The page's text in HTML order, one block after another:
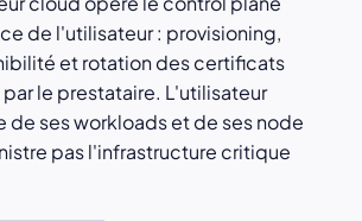
de l'utilisateur : provisioning,
et rotation des certificats
le prestataire. L'utilisateur
de ses workloads et de ses node
pas l'infrastructure critique